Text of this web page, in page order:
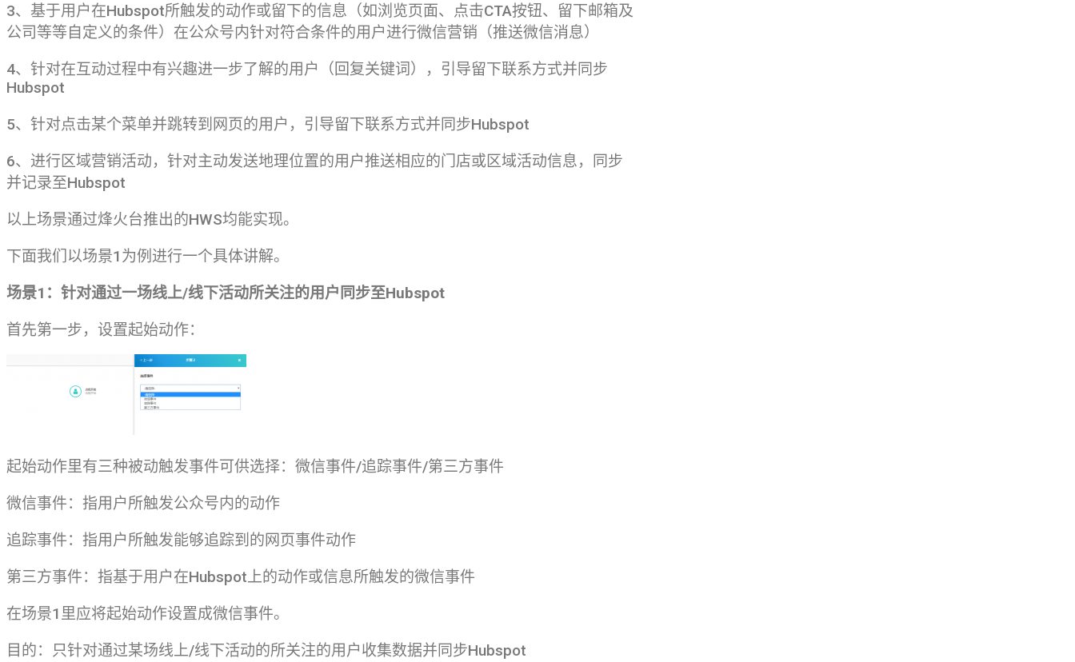
3、基于用户在Hubspot所触发的动作或留下的信息（如浏览页面、点击CTA按钮、留下邮箱及
公司等等自定义的条件）在公众号内针对符合条件的用户进行微信营销（推送微信消息）
4、针对在互动过程中有兴趣进一步了解的用户（回复关键词），引导留下联系方式并同步
Hubspot
5、针对点击某个菜单并跳转到网页的用户，引导留下联系方式并同步Hubspot
6、进行区域营销活动，针对主动发送地理位置的用户推送相应的门店或区域活动信息，同步
并记录至Hubspot
以上场景通过烽火台推出的HWS均能实现。
下面我们以场景1为例进行一个具体讲解。
场景1：针对通过一场线上/线下活动所关注的用户同步至Hubspot
首先第一步，设置起始动作：
起始动作里有三种被动触发事件可供选择：微信事件/追踪事件/第三方事件
微信事件：指用户所触发公众号内的动作
追踪事件：指用户所触发能够追踪到的网页事件动作
第三方事件：指基于用户在Hubspot上的动作或信息所触发的微信事件
在场景1里应将起始动作设置成微信事件。
目的：只针对通过某场线上/线下活动的所关注的用户收集数据并同步Hubspot